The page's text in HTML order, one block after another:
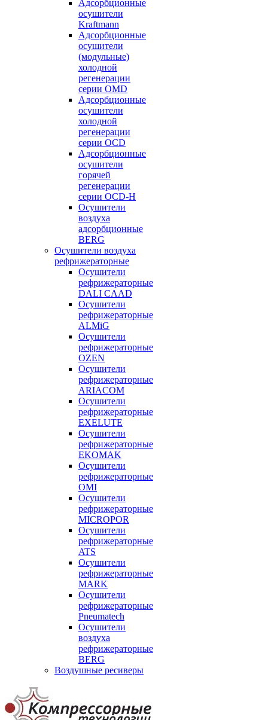
Адсорбционные
осушители
Kraftmann
Адсорбционные
осушители
(модульные)
холодной
регенерации
серии OMD
Адсорбционные
осушители
холодной
регенерации
серии OCD
Адсорбционные
осушители
горячей
регенерации
серии OСD-H
Осушители
воздуха
адсорбционные
BERG
Осушители воздуха
рефрижераторные
Осушители
рефрижераторные
DALI CAAD
Осушители
рефрижераторные
ALMiG
Осушители
рефрижераторные
OZEN
Осушители
рефрижераторные
ARIACOM
Осушители
рефрижераторные
EXELUTE
Осушители
рефрижераторные
EKOMAK
Осушители
рефрижераторные
OMI
Осушители
рефрижераторные
MICROPOR
Осушители
рефрижераторные
ATS
Осушители
рефрижераторные
MARK
Осушители
рефрижераторные
Pneumatech
Осушители
воздуха
рефрижераторные
BERG
Воздушные ресиверы